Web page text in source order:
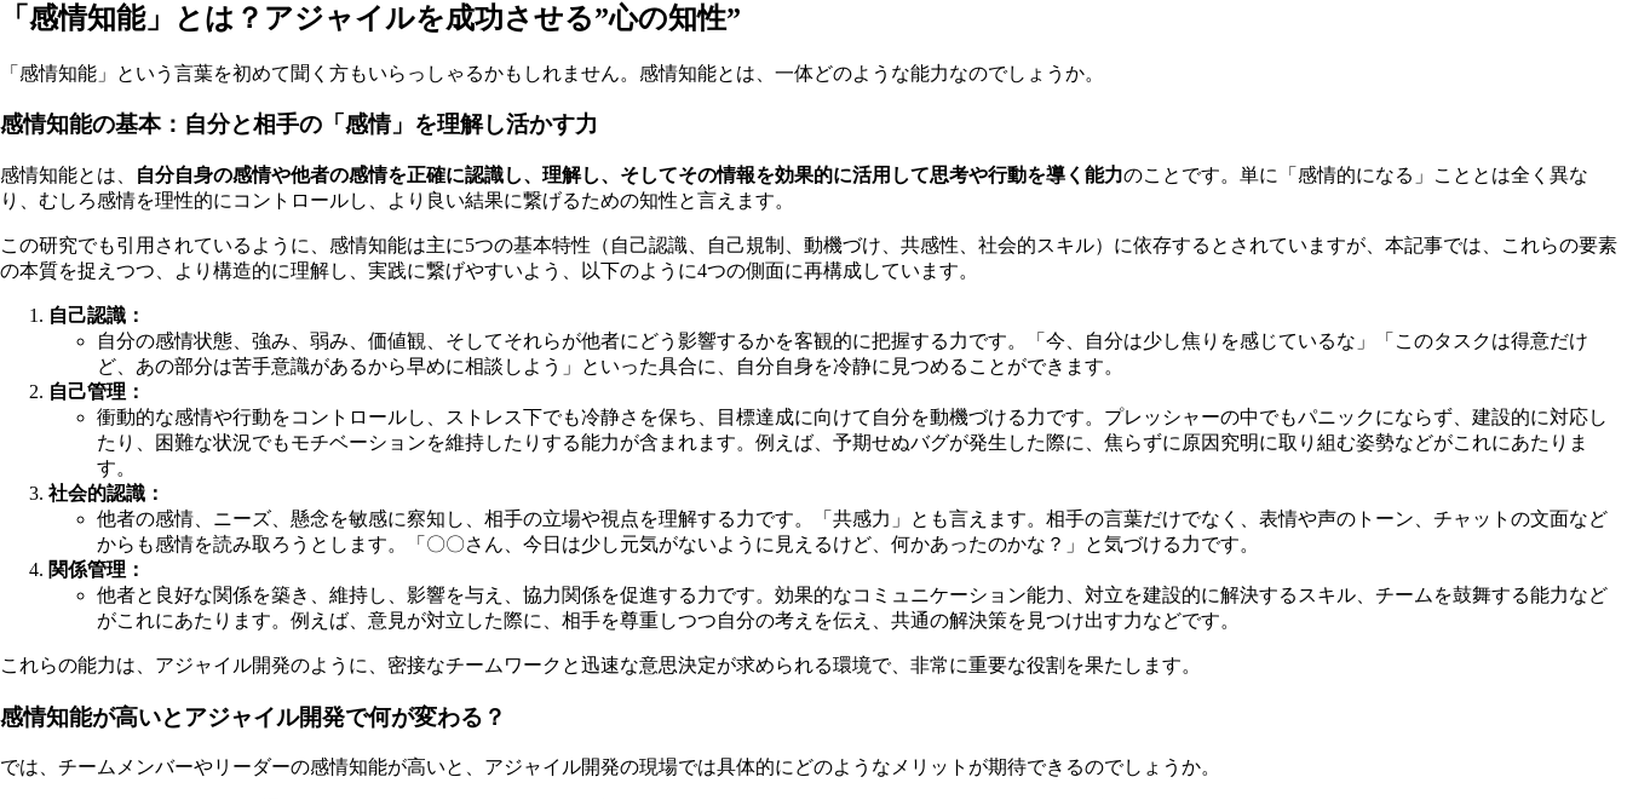
「感情知能」とは？アジャイルを成功させる”心の知性”
「感情知能」という言葉を初めて聞く方もいらっしゃるかもしれません。感情知能とは、一体どのような能力なのでしょうか。
感情知能の基本：自分と相手の「感情」を理解し活かす力
感情知能とは、 自分自身の感情や他者の感情を正確に認識し、理解し、そしてその情報を効果的に活用して思考や行動を導く能力のことです。単に「感情的になる」こととは全く異な
り、むしろ感情を理性的にコントロールし、より良い結果に繋げるための知性と言えます。
この研究でも引用されているように、感情知能は主に5つの基本特性（自己認識、自己規制、動機づけ、共感性、社会的スキル）に依存するとされていますが、本記事では、これらの要素
の本質を捉えつつ、より構造的に理解し、実践に繋げやすいよう、以下のように4つの側面に再構成しています。
自己認識：
自分の感情状態、強み、弱み、価値観、そしてそれらが他者にどう影響するかを客観的に把握する力です。「今、自分は少し焦りを感じているな」「このタスクは得意だけ
ど、あの部分は苦手意識があるから早めに相談しよう」といった具合に、自分自身を冷静に見つめることができます。
自己管理：
衝動的な感情や行動をコントロールし、ストレス下でも冷静さを保ち、目標達成に向けて自分を動機づける力です。プレッシャーの中でもパニックにならず、建設的に対応し
たり、困難な状況でもモチベーションを維持したりする能力が含まれます。例えば、予期せぬバグが発生した際に、焦らずに原因究明に取り組む姿勢などがこれにあたりま
す。
社会的認識：
他者の感情、ニーズ、懸念を敏感に察知し、相手の立場や視点を理解する力です。「共感力」とも言えます。相手の言葉だけでなく、表情や声のトーン、チャットの文面など
からも感情を読み取ろうとします。「〇〇さん、今日は少し元気がないように見えるけど、何かあったのかな？」と気づける力です。
関係管理：
他者と良好な関係を築き、維持し、影響を与え、協力関係を促進する力です。効果的なコミュニケーション能力、対立を建設的に解決するスキル、チームを鼓舞する能力など
がこれにあたります。例えば、意見が対立した際に、相手を尊重しつつ自分の考えを伝え、共通の解決策を見つけ出す力などです。
これらの能力は、アジャイル開発のように、密接なチームワークと迅速な意思決定が求められる環境で、非常に重要な役割を果たします。
感情知能が高いとアジャイル開発で何が変わる？
では、チームメンバーやリーダーの感情知能が高いと、アジャイル開発の現場では具体的にどのようなメリットが期待できるのでしょうか。